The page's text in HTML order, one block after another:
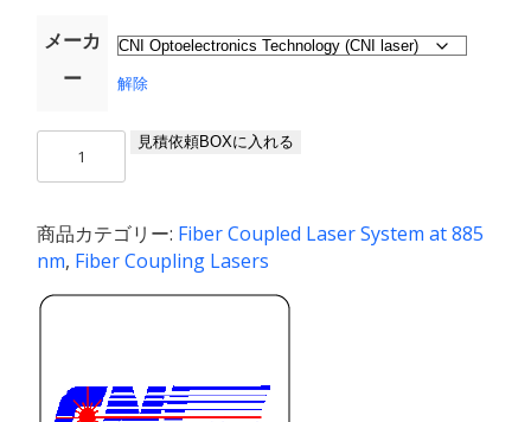
メーカ
ー
解除
885(FC)
1〜
1200
mW
個
見積依頼BOXに入れる
商品カテゴリー: Fiber Coupled Laser System at 885
nm, Fiber Coupling Lasers